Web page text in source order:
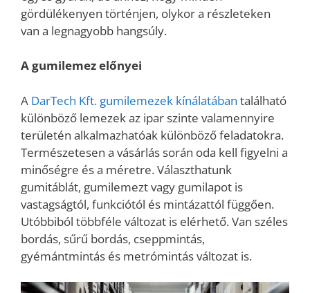
gördülékenyen történjen, olykor a részleteken
van a legnagyobb hangsúly.
A gumilemez előnyei
A DarTech Kft. gumilemezek kínálatában található
különböző lemezek az ipar szinte valamennyire
területén alkalmazhatóak különböző feladatokra.
Természetesen a vásárlás során oda kell figyelni a
minőségre és a méretre. Választhatunk
gumitáblát, gumilemezt vagy gumilapot is
vastagságtól, funkciótól és mintázattól függően.
Utóbbiból többféle változat is elérhető. Van széles
bordás, sűrű bordás, cseppmintás,
gyémántmintás és metrómintás változat is.